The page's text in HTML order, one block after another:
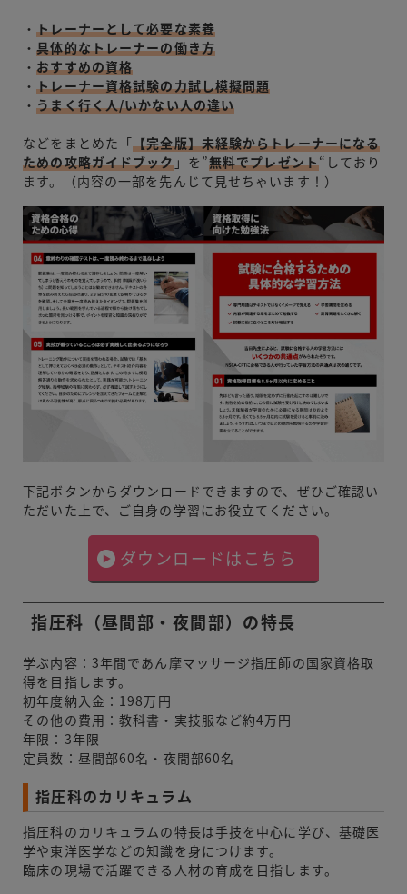
・トレーナーとして必要な素養
・具体的なトレーナーの働き方
・おすすめの資格
・トレーナー資格試験の力試し模擬問題
・うまく行く人/いかない人の違い
などをまとめた「【完全版】未経験からトレーナーになる
ための攻略ガイドブック」を”無料でプレゼント“しており
ます。（内容の一部を先んじて見せちゃいます！）
下記ボタンからダウンロードできますので、ぜひご確認い
ただいた上で、ご自身の学習にお役立てください。
ダウンロードはこちら
指圧科（昼間部・夜間部）の特長
学ぶ内容：3年間であん摩マッサージ指圧師の国家資格取
得を目指します。
初年度納入金：198万円
その他の費用：教科書・実技服など約4万円
年限：3年限
定員数：昼間部60名・夜間部60名
指圧科のカリキュラム
指圧科のカリキュラムの特長は手技を中心に学び、基礎医
学や東洋医学などの知識を身につけます。
臨床の現場で活躍できる人材の育成を目指します。